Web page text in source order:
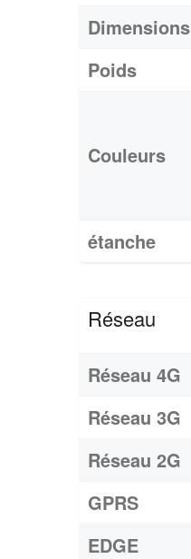
Dimensions
Poids
Couleurs
étanche
Réseau
Réseau 4G
Réseau 3G
Réseau 2G
GPRS
EDGE